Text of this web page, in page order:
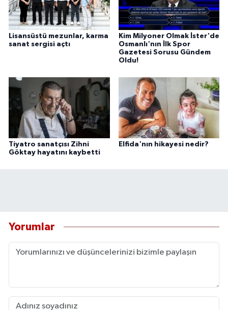
Lisansüstü mezunlar, karma
sanat sergisi açtı
Kim Milyoner Olmak İster'de
Osmanlı'nın İlk Spor
Gazetesi Sorusu Gündem
Oldu!
Tiyatro sanatçısı Zihni
Göktay hayatını kaybetti
Elfida'nın hikayesi nedir?
Yorumlar